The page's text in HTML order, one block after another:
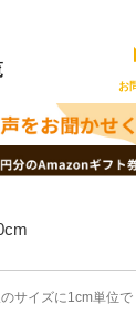
お
サイズに1cm単位で